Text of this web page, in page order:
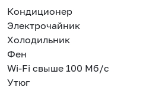
Кондиционер
Электрочайник
Холодильник
Фен
Wi-Fi свыше 100 Мб/с
Утюг